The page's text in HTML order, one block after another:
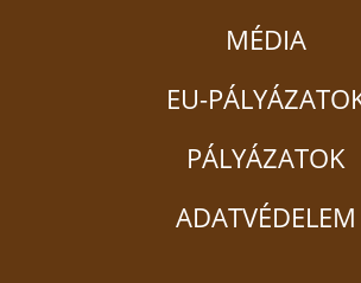
MÉDIA
EU-
PÁLYÁZATOK
ADATVÉDELEM